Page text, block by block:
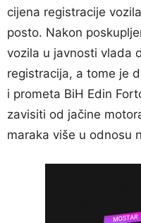
cijena registracije
posto. Nakon
vozila u javnosti vlada
registracija, a tome je
i prometa BiH Edin
zavisiti od jačine
maraka više u odnosu